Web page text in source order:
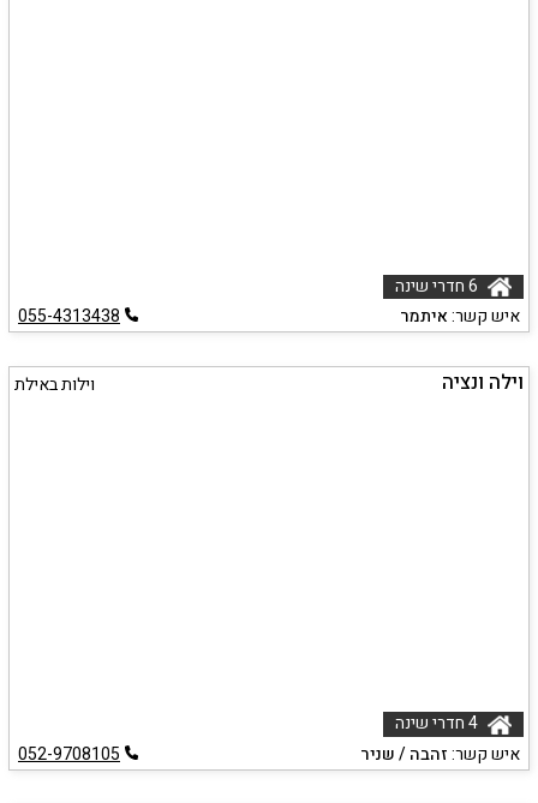
איש קשר:איתמר 055-4313438
וילה ונציה וילות באילת
איש קשר:זהבה / שניר 052-9708105